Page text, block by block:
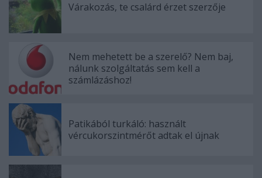
Várakozás, te csalárd érzet szerzője
Nem mehetett be a szerelő? Nem baj,
nálunk szolgáltatás sem kell a
számlázáshoz!
Patikából turkáló: használt
vércukorszintmérőt adtak el újnak